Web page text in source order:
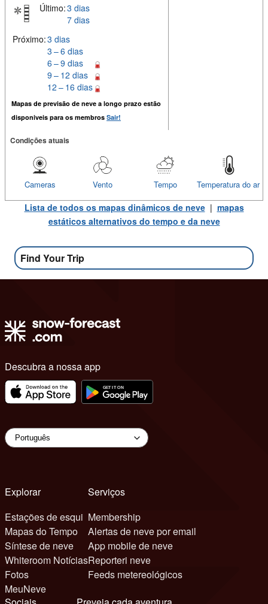
Último:3 dias
7 dias
Próximo:3 dias
3 – 6 dias
6 – 9 dias
9 – 12 dias
12 – 16 dias
Mapas de previsão de neve a longo prazo estão
disponiveis para os membros Sair!
Condições atuais
Temperatura do ar
Tempo
Vento
Cameras
Lista de todos os mapas dinâmicos de neve| mapas
estáticos alternativos do tempo e da neve
Find Your Trip
Descubra a nossa app
Explorar
Estações de esqui
Mapas do Tempo
Síntese de neve
Whiteroom Notícias
Fotos
MeuNeve
Serviços
Membership
Alertas de neve por email
App mobile de neve
Reporteri neve
Feeds metereológicos